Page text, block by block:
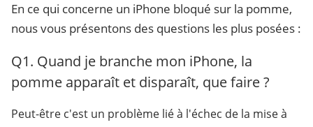
En ce qui concerne un iPhone bloqué sur la pomme,
nous vous présentons des questions les plus posées :
Q1. Quand je branche mon iPhone, la
pomme apparaît et disparaît, que faire ?
Peut-être c'est un problème lié à l'échec de la mise à